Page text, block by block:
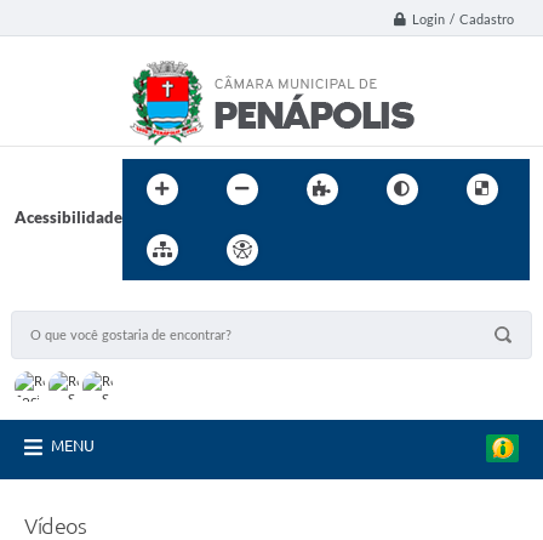
Login / Cadastro
Acessibilidade
MENU
Vídeos